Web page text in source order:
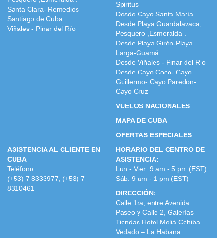
Santa Clara- Remedios
Santiago de Cuba
Viñales - Pinar del Río
Spiritus
Desde Cayo Santa María
Desde Playa Guardalavaca,
Pesquero ,Esmeralda .
Desde Playa Girón-Playa
Larga-Guamá
Desde Viñales - Pinar del Río
Desde Cayo Coco- Cayo
Guillermo- Cayo Paredon-
Cayo Cruz
VUELOS NACIONALES
MAPA DE CUBA
OFERTAS ESPECIALES
ASISTENCIA AL CLIENTE EN
CUBA
Teléfono
(+53) 7 8333977, (+53) 7
8310461
HORARIO DEL CENTRO DE
ASISTENCIA:
Lun - Vier: 9 am - 5 pm (EST)
Sáb: 9 am - 1 pm (EST)
DIRECCIÓN:
Calle 1ra, entre Avenida
Paseo y Calle 2, Galerías
Tiendas Hotel Meliá Cohiba,
Vedado – La Habana